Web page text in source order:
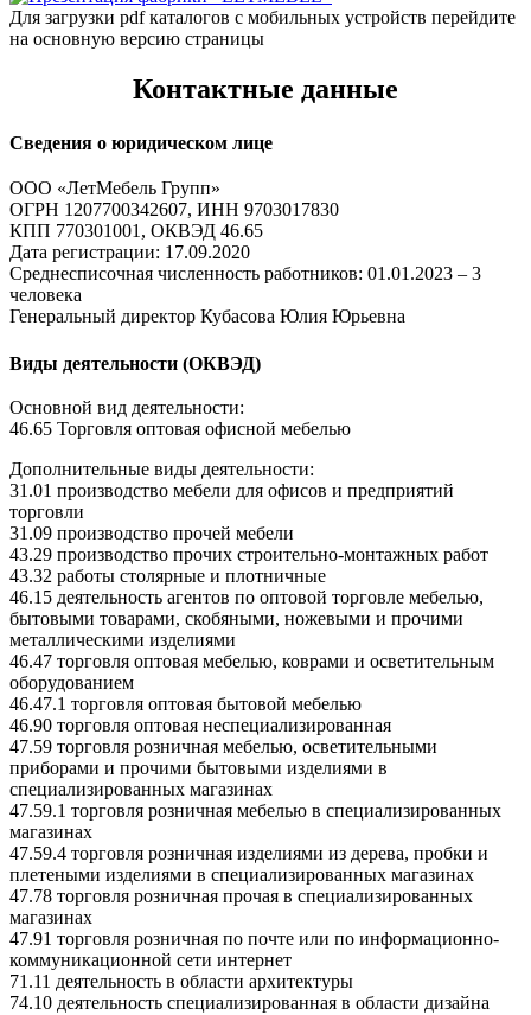
Для загрузки pdf каталогов с мобильных устройств перейдите
на основную версию страницы
Контактные данные
Сведения о юридическом лице
ООО «ЛетМебель Групп»
ОГРН 1207700342607, ИНН 9703017830
КПП 770301001, ОКВЭД 46.65
Дата регистрации: 17.09.2020
Среднесписочная численность работников: 01.01.2023 – 3
человека
Генеральный директор Кубасова Юлия Юрьевна
Виды деятельности (ОКВЭД)
Основной вид деятельности:
46.65 Торговля оптовая офисной мебелью
Дополнительные виды деятельности:
31.01 производство мебели для офисов и предприятий
торговли
31.09 производство прочей мебели
43.29 производство прочих строительно-монтажных работ
43.32 работы столярные и плотничные
46.15 деятельность агентов по оптовой торговле мебелью,
бытовыми товарами, скобяными, ножевыми и прочими
металлическими изделиями
46.47 торговля оптовая мебелью, коврами и осветительным
оборудованием
46.47.1 торговля оптовая бытовой мебелью
46.90 торговля оптовая неспециализированная
47.59 торговля розничная мебелью, осветительными
приборами и прочими бытовыми изделиями в
специализированных магазинах
47.59.1 торговля розничная мебелью в специализированных
магазинах
47.59.4 торговля розничная изделиями из дерева, пробки и
плетеными изделиями в специализированных магазинах
47.78 торговля розничная прочая в специализированных
магазинах
47.91 торговля розничная по почте или по информационно-
коммуникационной сети интернет
71.11 деятельность в области архитектуры
74.10 деятельность специализированная в области дизайна